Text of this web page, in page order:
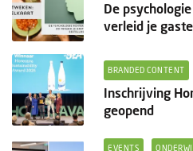
De
verleid je
BRANDED CONTENT
Inschrijving
geopend
EVENTS